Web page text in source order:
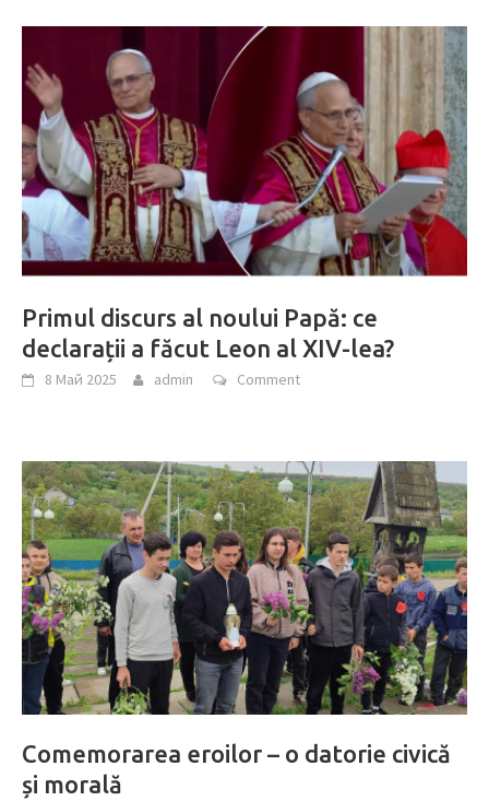
Primul discurs al noului Papă: ce
declarații a făcut Leon al XIV-lea?
8 Май 2025 admin Comment
Comemorarea eroilor – o datorie civică
și morală